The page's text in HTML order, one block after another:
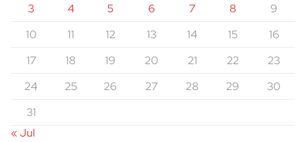
3
4 5 6 7 8
9
10
11 12 13 14 15
16
17
18 19 20 21 22
23
24
25 26 27 28 29
30
31
« Jul